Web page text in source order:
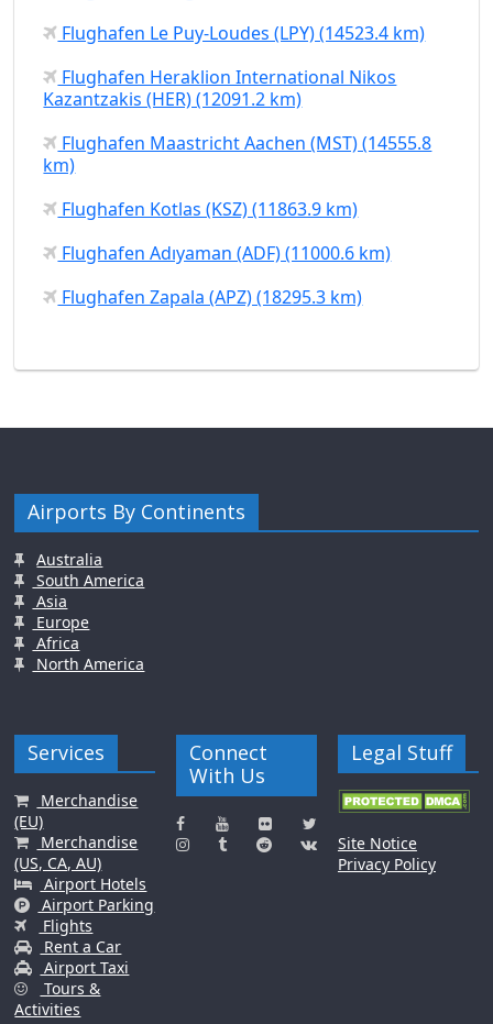
Flughafen Le Puy-Loudes (LPY) (14523.4 km)
Flughafen Heraklion International Nikos
Kazantzakis (HER) (12091.2 km)
Flughafen Maastricht Aachen (MST) (14555.8
km)
Flughafen Kotlas (KSZ) (11863.9 km)
Flughafen Adıyaman (ADF) (11000.6 km)
Flughafen Zapala (APZ) (18295.3 km)
Airports By Continents
Australia
South America
Asia
Europe
Africa
North America
Services
Merchandise
(EU)
Merchandise
(US, CA, AU)
Airport Hotels
Airport Parking
Flights
Rent a Car
Airport Taxi
Tours &
Activities
Connect
With Us
Legal Stuff
Site Notice
Privacy Policy